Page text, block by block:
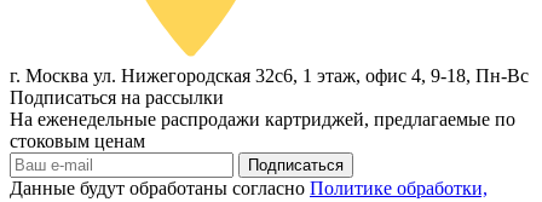
г. Москва ул. Нижегородская 32с6, 1 этаж, офис 4, 9-18, Пн-Вс
Подписаться на рассылки
На еженедельные распродажи картриджей, предлагаемые по
стоковым ценам
Подписаться
Данные будут обработаны согласно Политике обработки,